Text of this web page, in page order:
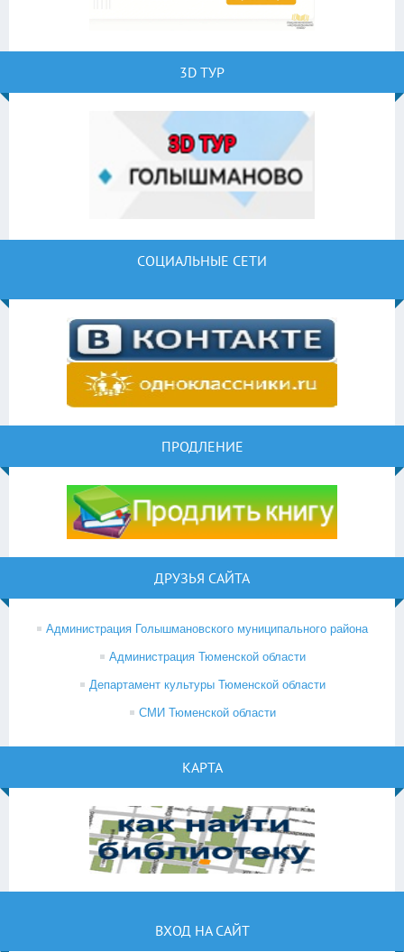
3D ТУР
СОЦИАЛЬНЫЕ СЕТИ
ПРОДЛЕНИЕ
ДРУЗЬЯ САЙТА
Администрация Голышмановского муниципального района
Администрация Тюменской области
Департамент культуры Тюменской области
СМИ Тюменской области
КАРТА
ВХОД НА САЙТ